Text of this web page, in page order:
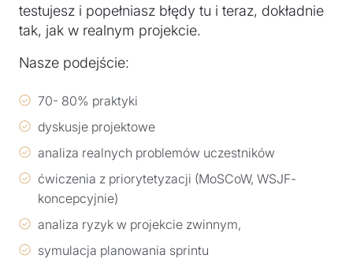
testujesz i popełniasz błędy tu i teraz, dokładnie
tak, jak w realnym projekcie.
Nasze podejście:
70- 80% praktyki
dyskusje projektowe
analiza realnych problemów uczestników
ćwiczenia z priorytetyzacji (MoSCoW, WSJF-
koncepcyjnie)
analiza ryzyk w projekcie zwinnym,
symulacja planowania sprintu